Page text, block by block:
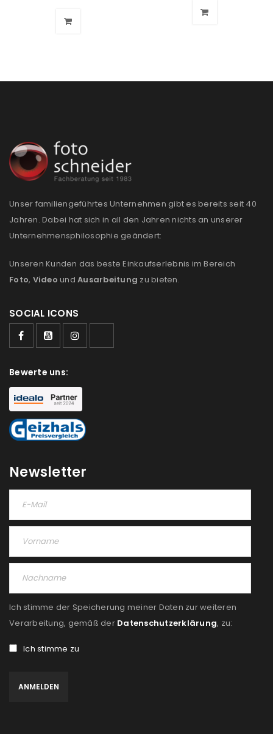
Unser familiengeführtes Unternehmen gibt es bereits seit 40
Jahren. Dabei hat sich in all den Jahren nichts an unserer
Unternehmensphilosophie geändert:
Unseren Kunden das beste Einkaufserlebnis im Bereich
Foto, Video und Ausarbeitung zu bieten.
SOCIAL ICONS
Bewerte uns:
Newsletter
Ich stimme der Speicherung meiner Daten zur weiteren
Verarbeitung, gemäß der Datenschutzerklärung, zu:
Ich stimme zu